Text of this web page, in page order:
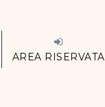
AREA RISERVATA